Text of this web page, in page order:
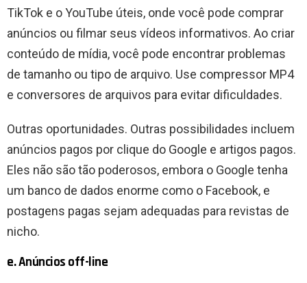
TikTok e o YouTube úteis, onde você pode comprar
anúncios ou filmar seus vídeos informativos. Ao criar
conteúdo de mídia, você pode encontrar problemas
de tamanho ou tipo de arquivo. Use compressor MP4
e conversores de arquivos para evitar dificuldades.
Outras oportunidades. Outras possibilidades incluem
anúncios pagos por clique do Google e artigos pagos.
Eles não são tão poderosos, embora o Google tenha
um banco de dados enorme como o Facebook, e
postagens pagas sejam adequadas para revistas de
nicho.
e. Anúncios off-line